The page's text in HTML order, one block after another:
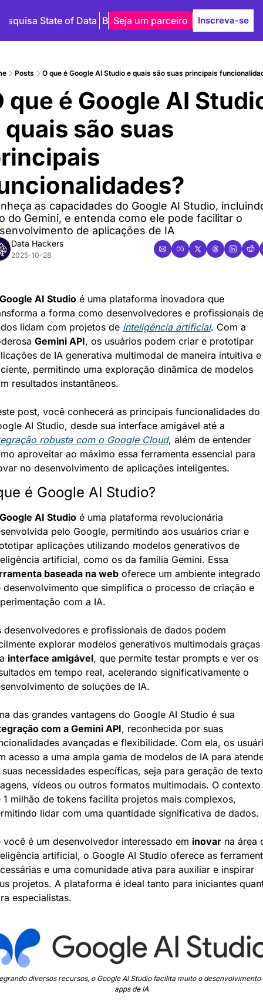
State of Data Blog Autores
Seja um parceiro Inscreva-se
Posts O que é Google AI Studio e quais são suas principais
que é Google AI
quais são suas
as capacidades do Google AI Studio,
do Gemini, e entenda como ele pode facilitar o
de aplicações de IA
Data Hackers
2025-10-28
AI Studio é uma plataforma inovadora que
a forma como desenvolvedores e profissionais de
lidam com projetos de inteligência artificial. Com a
Gemini API, os usuários podem criar e prototipar
de IA generativa multimodal de maneira intuitiva e
permitindo uma exploração dinâmica de modelos
resultados instantâneos.
post, você conhecerá as principais funcionalidades do
robusta com o Google Cloud, além de entender
aproveitar ao máximo essa ferramenta essencial para
no desenvolvimento de aplicações inteligentes.
é Google AI Studio?
AI Studio é uma plataforma revolucionária
pelo Google, permitindo aos usuários criar e
aplicações utilizando modelos generativos de
baseada na web oferece um ambiente integrado
desenvolvimento que simplifica o processo de criação e
com a IA.
desenvolvedores e profissionais de dados podem
explorar modelos generativos multimodais graças
interface amigável, que permite testar prompts e ver os
em tempo real, acelerando significativamente o
de soluções de IA.
com a Gemini API, reconhecida por suas
avançadas e flexibilidade. Com ela, os
acesso a uma ampla gama de modelos de IA para
suas necessidades específicas, seja para geração de
vídeos ou outros formatos multimodais. O contexto
1 milhão de tokens facilita projetos mais complexos,
lidar com uma quantidade significativa de dados.
você é um desenvolvedor interessado em inovar na área
artificial, o Google AI Studio oferece as
e uma comunidade ativa para auxiliar e inspirar
projetos. A plataforma é ideal tanto para iniciantes
especialistas.
diversos recursos, o Google AI Studio facilita muito o desenvolvimento
apps de IA